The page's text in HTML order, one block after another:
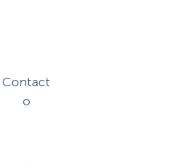
Contact
o